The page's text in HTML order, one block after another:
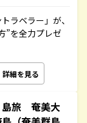
ラベラー」が、
”を全力プレゼ
詳細を見る
旅 奄美大